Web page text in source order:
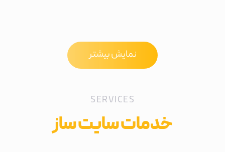
نمایش بیشتر
SERVICES
خدمات سایت ساز